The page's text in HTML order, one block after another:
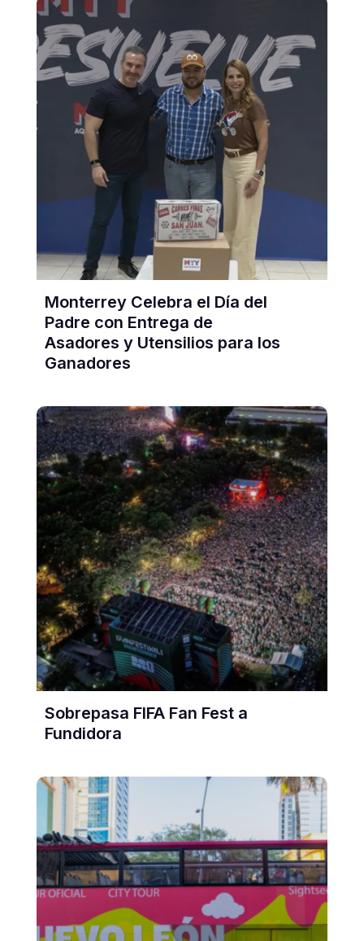
Monterrey Celebra el Día del
Padre con Entrega de
Asadores y Utensilios para los
Ganadores
Sobrepasa FIFA Fan Fest a
Fundidora